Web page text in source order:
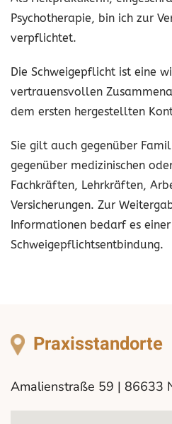
Psychotherapie, bin ich zur
verpflichtet.
Die Schweigepflicht ist eine
vertrauensvollen
dem ersten hergestellten
Sie gilt auch gegenüber
gegenüber medizinischen
Fachkräften, Lehrkräften,
Versicherungen. Zur
Informationen bedarf es
Schweigepflichtsentbindung.
Praxisstandorte
Amalienstraße 59 | 86633